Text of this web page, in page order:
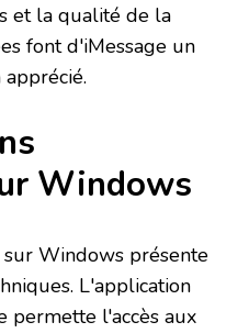
et la qualité de la
font d'iMessage un
Windows
Windows présente
L'application
permette l'accès aux